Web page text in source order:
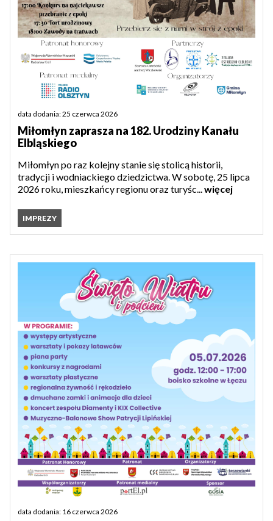
data dodania: 25 czerwca 2026
Miłomłyn zaprasza na 182. Urodziny Kanału
Elbląskiego
Miłomłyn po raz kolejny stanie się stolicą historii,
tradycji i wodniackiego dziedzictwa. W sobotę, 25 lipca
2026 roku, mieszkańcy regionu oraz turyśc...więcej
IMPREZY
data dodania: 16 czerwca 2026